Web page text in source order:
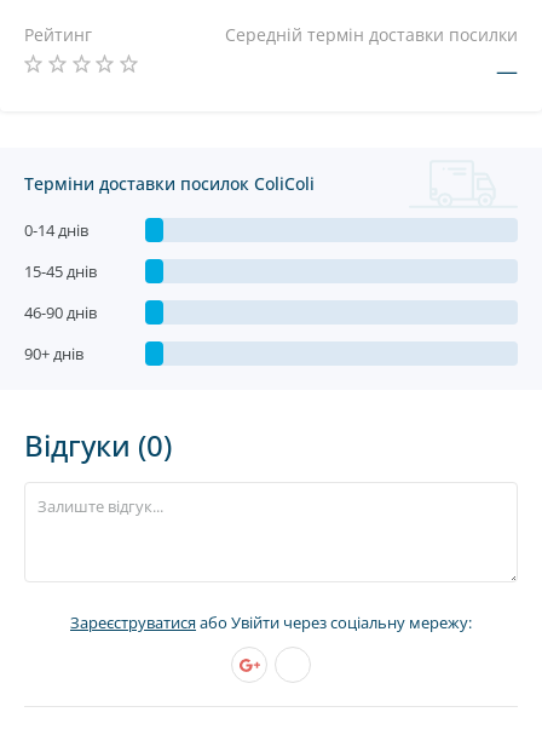
Рейтинг Середній термін доставки посилки
—
Терміни доставки посилок ColiColi
0-14 днів
15-45 днів
46-90 днів
90+ днів
Відгуки (0)
Зареєструватисяабо Увійти через соціальну мережу: